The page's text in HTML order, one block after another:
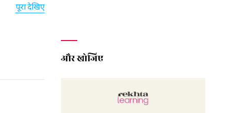
पूरा देखिए
और खोजिए